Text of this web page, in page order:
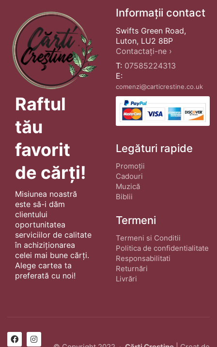
Raftul
tău
favorit
de cărți!
Misiunea noastră
este să-i dăm
clientului
oportunitatea
serviciilor de calitate
în achiziționarea
celei mai bune cărți.
Alege cartea ta
preferată cu noi!
Informații contact
Swifts Green Road,
Luton, LU2 8BP
Contactați-ne ›
T: 07585224313
E:
comenzi@carticrestine.co.uk
Legături rapide
Promoții
Cadouri
Muzică
Biblii
Termeni
Termeni si Conditii
Politica de confidentialitate
Responsabilitati
Returnări
Livrări